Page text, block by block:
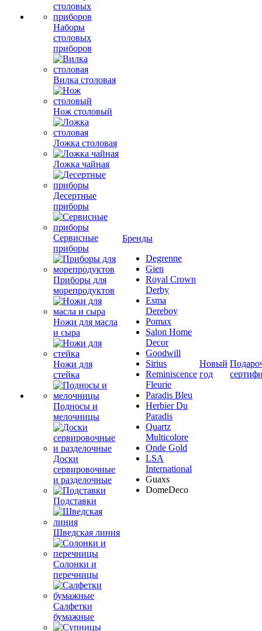
Наборы
столовых
приборов
Вилка столовая
Нож столовый
Ложка столовая
Ложка чайная
Десертные
приборы
Сервисные
приборы
Приборы для
морепродуктов
Ножи для масла
и сыра
Ножи для
стейка
Подносы и
мелочницы
Доски
сервировочные
и разделочные
Подставки
Шведская линия
Солонки и
перечницы
Салфетки
бумажные
Бренды
Degrenne
Gien
Royal Crown
Derby
Esma
Dereboy
Pomax
Salon Home
Decor
Goodwill
Sirius
Reminiscence
Fleurie
Paradis Bleu
Herbier Du
Paradis
Quartz
Multicolore
Onde Gold
LSA
International
Guaxs
DomeDeco
Новый
год